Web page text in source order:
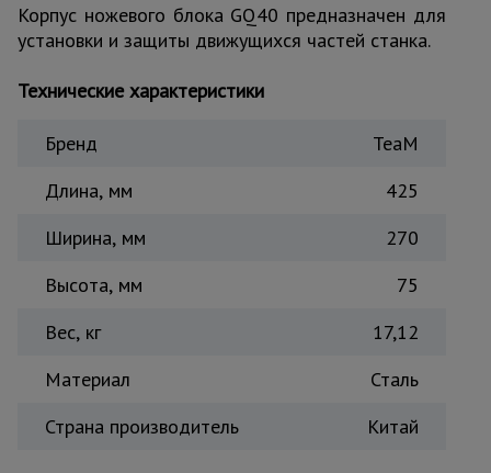
склада
Тачки
аппараты
Корпус ножевого блока GQ40 предназначен для
установки и защиты движущихся частей станка.
Технические характеристики
Бренд
TeaM
Длина, мм
425
Ширина, мм
270
Высота, мм
75
Вес, кг
17,12
Материал
Сталь
Страна производитель
Китай